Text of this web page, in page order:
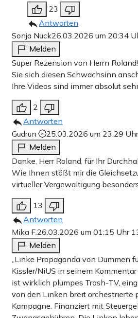
23
Antworten
Sonja Nuck26.03.2026 um 20:34
Melden
Super Rezension von Herrn
Sie sich diesen Schwachsinn
Ihre Videos sind immer absolut
2
Antworten
Gudrun
25.03.2026 um 23:29
Melden
Danke, Herr Roland, für Ihr
Wie Ihnen stößt mir die
virtueller Vergewaltigung
13
Antworten
Mika F. 26.03.2026 um 01:15 Uhr
Melden
„Linke Propaganda von Dummen
Kissler/NiUS in seinem
ist wirklich plumpes Trash-TV,
von den Linken breit orchestrierte
Kampagne. Finanziert mit